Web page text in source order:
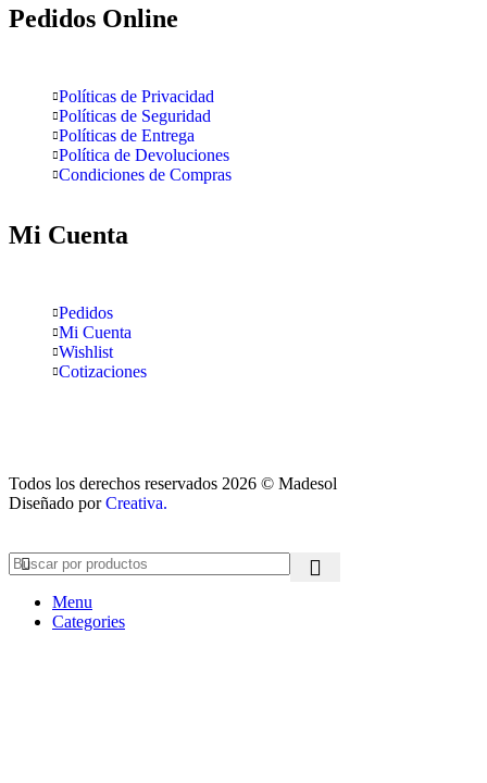
Pedidos Online
Políticas de Privacidad
Políticas de Seguridad
Políticas de Entrega
Política de Devoluciones
Condiciones de Compras
Mi Cuenta
Pedidos
Mi Cuenta
Wishlist
Cotizaciones
Todos los derechos reservados 2026 © Madesol
Diseñado porCreativa.
Menu
Categories